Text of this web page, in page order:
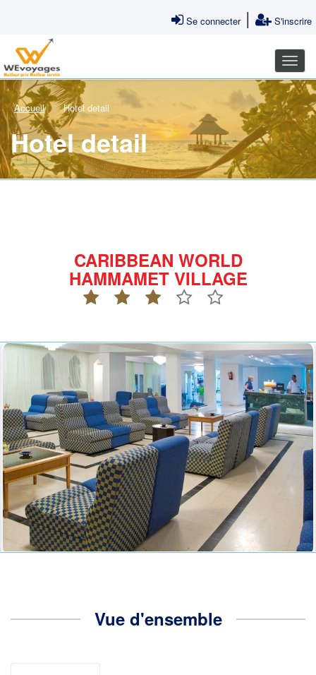
Se connecter| S'inscrire
Accueil Hotel detail
Hotel detail
CARIBBEAN WORLD
HAMMAMET VILLAGE
Vue d'ensemble